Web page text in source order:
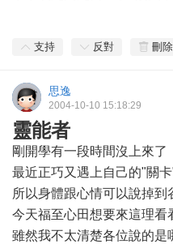
支持 反對 刪除
思逸
2004-10-10 15:18:29
靈能者
剛開學有一段時間沒上來了
最近正巧又遇上自己的"關
所以身體跟心情可以說掉到
今天福至心田想要來這理看
雖然我不太清楚各位說的是